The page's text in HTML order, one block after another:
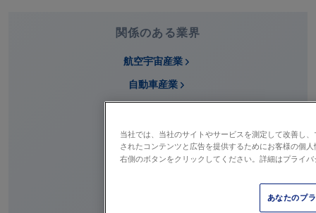
関係のある業界
航空宇宙産業
自動車産業
鋳物・鋳造産業
パッケージング産業
当社では、当社のサイトやサービスを測定して改善し
されたコンテンツと広告を提供するためにお客様の個
右側のボタンをクリックしてください。詳細はプライ
あなたのプ